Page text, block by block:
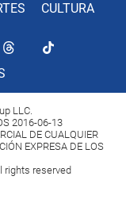
CULTURA
LLC.
2016-06-13
DE CUALQUIER
EXPRESA DE LOS
rights reserved